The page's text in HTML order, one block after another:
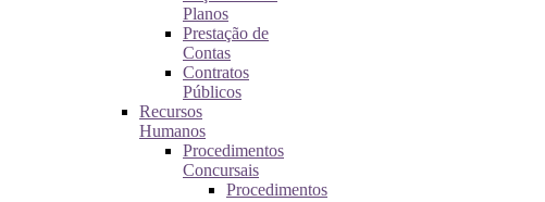
Planos
Prestação de
Contas
Contratos
Públicos
Recursos
Humanos
Procedimentos
Concursais
Procedimentos